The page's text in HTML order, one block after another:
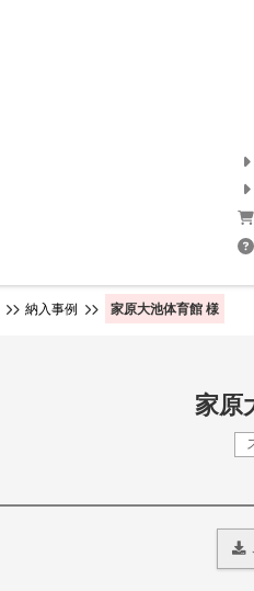
納入事例 家原大池体育館 様
家原